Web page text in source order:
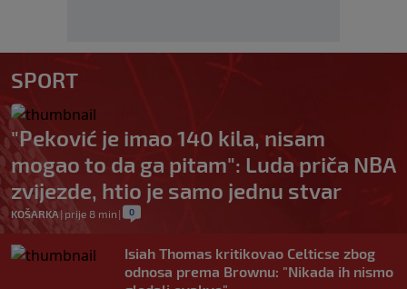
SPORT
"Peković je imao 140 kila, nisam
mogao to da ga pitam": Luda priča NBA
zvijezde, htio je samo jednu stvar
KOŠARKA | prije 8 min | 0
Isiah Thomas kritikovao Celticse zbog
odnosa prema Brownu: "Nikada ih nismo